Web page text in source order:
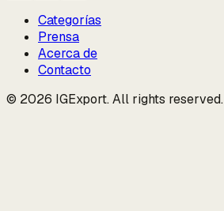
Categorías
Prensa
Acerca de
Contacto
© 2026 IGExport. All rights reserved.